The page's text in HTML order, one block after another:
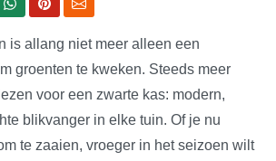
is allang niet meer alleen een
groenten te kweken. Steeds meer
voor een zwarte kas: modern,
blikvanger in elke tuin. Of je nu
te zaaien, vroeger in het seizoen wilt